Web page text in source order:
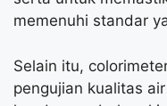
memenuhi standar
Selain itu,
pengujian kualitas